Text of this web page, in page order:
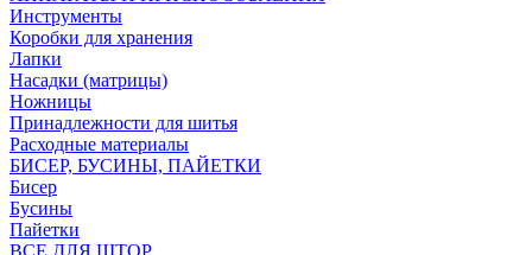
Инструменты
Коробки для хранения
Лапки
Насадки (матрицы)
Ножницы
Принадлежности для шитья
Расходные материалы
БИСЕР, БУСИНЫ, ПАЙЕТКИ
Бисер
Бусины
Пайетки
ВСЕ ДЛЯ ШТОР